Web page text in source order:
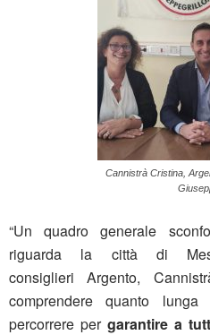
Cannistrà Cristina,
“Un quadro generale
riguarda la città di
consiglieri Argento,
comprendere quanto
percorrere per garantire a